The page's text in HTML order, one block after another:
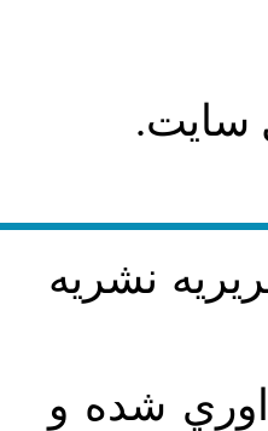
سایت.
نشريه
شده و